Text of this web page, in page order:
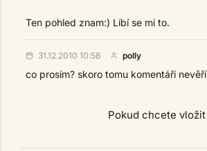
Ten pohled znam:) Líbí se mi to.
31.12.2010 10:58 polly
co prosím? skoro tomu komentáři
Pokud chcete